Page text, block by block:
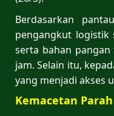
Berdasarkan
pengangkut logistik
serta bahan
jam. Selain itu,
yang menjadi akses
Kemacetan